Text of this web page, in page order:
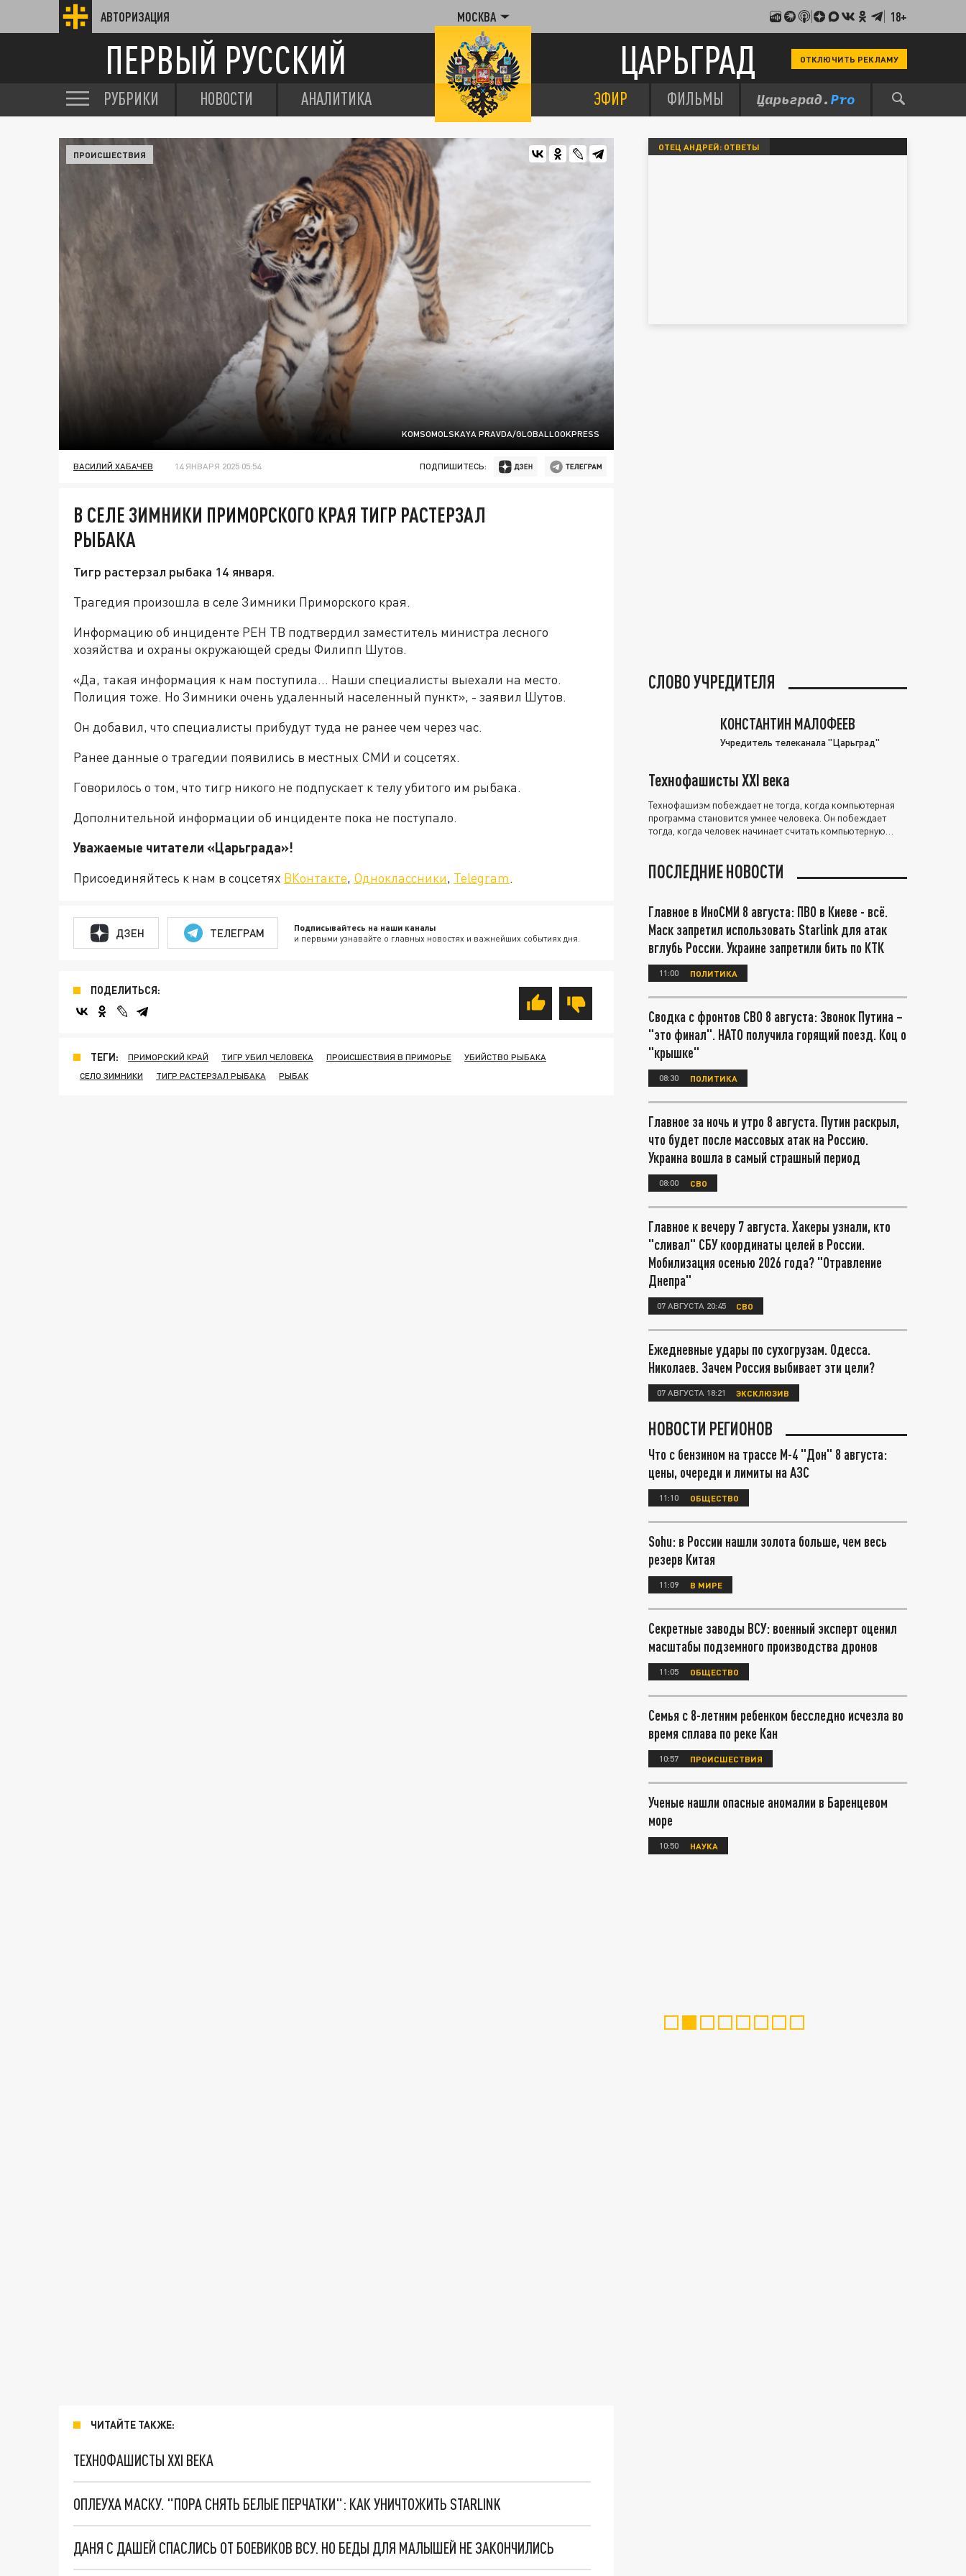
АВТОРИЗАЦИЯ МОСКВА 18+
ПЕРВЫЙ РУССКИЙ ЦАРЬГРАД ОТКЛЮЧИТЬ РЕКЛАМУ
РУБРИКИ НОВОСТИ АНАЛИТИКА ЭФИР ФИЛЬМЫ
KOMSOMOLSKAYA PRAVDA/GLOBALLOOKPRESS
ПРОИСШЕСТВИЯ
ВАСИЛИЙ ХАБАЧЕВ 14 ЯНВАРЯ 2025 05:54 ПОДПИШИТЕСЬ:
В СЕЛЕ ЗИМНИКИ ПРИМОРСКОГО КРАЯ ТИГР РАСТЕРЗАЛ
РЫБАКА
Тигр растерзал рыбака 14 января.
Трагедия произошла в селе Зимники Приморского края.
Информацию об инциденте РЕН ТВ подтвердил заместитель министра лесного
хозяйства и охраны окружающей среды Филипп Шутов.
«Да, такая информация к нам поступила... Наши специалисты выехали на место.
Полиция тоже. Но Зимники очень удаленный населенный пункт», - заявил Шутов.
Он добавил, что специалисты прибудут туда не ранее чем через час.
Ранее данные о трагедии появились в местных СМИ и соцсетях.
Говорилось о том, что тигр никого не подпускает к телу убитого им рыбака.
Дополнительной информации об инциденте пока не поступало.
Уважаемые читатели «Царьграда»!
Присоединяйтесь к нам в соцсетях ВКонтакте, Одноклассники, Telegram.
ДЗЕН ТЕЛЕГРАМ Подписывайтесь на наши каналы
и первыми узнавайте о главных новостях и важнейших событиях дня.
ПОДЕЛИТЬСЯ:
ТЕГИ: ПРИМОРСКИЙ КРАЙ ТИГР УБИЛ ЧЕЛОВЕКА ПРОИСШЕСТВИЯ В ПРИМОРЬЕ
УБИЙСТВО РЫБАКА
СЕЛО ЗИМНИКИ
ТИГР РАСТЕРЗАЛ РЫБАКА РЫБАК
ЧИТАЙТЕ ТАКЖЕ:
ТЕХНОФАШИСТЫ XXI ВЕКА
ОПЛЕУХА МАСКУ. "ПОРА СНЯТЬ БЕЛЫЕ ПЕРЧАТКИ": КАК УНИЧТОЖИТЬ STARLINK
ДАНЯ С ДАШЕЙ СПАСЛИСЬ ОТ БОЕВИКОВ ВСУ. НО БЕДЫ ДЛЯ МАЛЫШЕЙ НЕ ЗАКОНЧИЛИСЬ
ОТЕЦ АНДРЕЙ: ОТВЕТЫ
СЛОВО УЧРЕДИТЕЛЯ
КОНСТАНТИН МАЛОФЕЕВ
Учредитель телеканала "Царьград"
Технофашисты XXI века
Технофашизм побеждает не тогда, когда компьютерная
программа становится умнее человека. Он побеждает
тогда, когда человек начинает считать компьютерную
ПОСЛЕДНИЕ НОВОСТИ
Главное в ИноСМИ 8 августа: ПВО в Киеве - всё.
Маск запретил использовать Starlink для атак
вглубь России. Украине запретили бить по КТК
11:00 ПОЛИТИКА
Сводка с фронтов СВО 8 августа: Звонок Путина –
"это финал". НАТО получила горящий поезд. Коц о
"крышке"
08:30 ПОЛИТИКА
Главное за ночь и утро 8 августа. Путин раскрыл,
что будет после массовых атак на Россию.
Украина вошла в самый страшный период
08:00 СВО
Главное к вечеру 7 августа. Хакеры узнали, кто
"сливал" СБУ координаты целей в России.
Мобилизация осенью 2026 года? "Отравление
Днепра"
07 АВГУСТА 20:45 СВО
Ежедневные удары по сухогрузам. Одесса.
Николаев. Зачем Россия выбивает эти цели?
07 АВГУСТА 18:21 ЭКСКЛЮЗИВ
НОВОСТИ РЕГИОНОВ
Что с бензином на трассе М-4 "Дон" 8 августа:
цены, очереди и лимиты на АЗС
11:10 ОБЩЕСТВО
Sohu: в России нашли золота больше, чем весь
резерв Китая
11:09 В МИРЕ
Секретные заводы ВСУ: военный эксперт оценил
масштабы подземного производства дронов
11:05 ОБЩЕСТВО
Семья с 8-летним ребенком бесследно исчезла во
время сплава по реке Кан
10:57 ПРОИСШЕСТВИЯ
Ученые нашли опасные аномалии в Баренцевом
море
10:50 НАУКА